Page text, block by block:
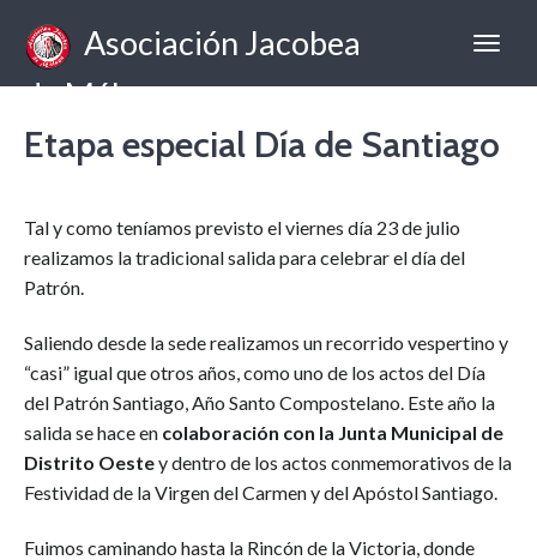
Asociación Jacobea
de Málaga
Etapa especial Día de Santiago
Tal y como teníamos previsto el viernes día 23 de julio
realizamos la tradicional salida para celebrar el día del
Patrón.
Saliendo desde la sede realizamos un recorrido vespertino y
“casi” igual que otros años, como uno de los actos del Día
del Patrón Santiago, Año Santo Compostelano. Este año la
salida se hace en colaboración con la Junta Municipal de
Distrito Oestey dentro de los actos conmemorativos de la
Festividad de la Virgen del Carmen y del Apóstol Santiago.
Fuimos caminando hasta la Rincón de la Victoria, donde